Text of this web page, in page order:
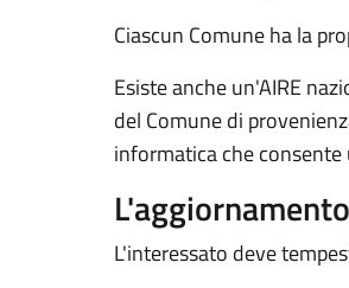
Ciascun Comune ha la
Esiste anche un'AIRE
del Comune di
informatica che
L'interessato deve